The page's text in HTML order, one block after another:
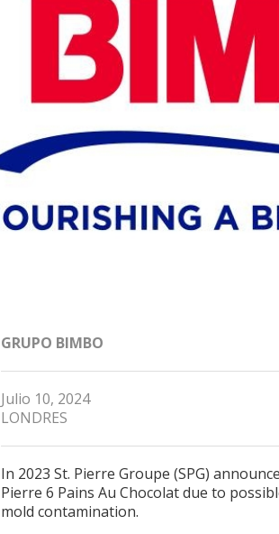
GRUPO BIMBO
Julio 10, 2024
LONDRES
In 2023 St. Pierre Groupe (SPG)
Pierre 6 Pains Au Chocolat due to
mold contamination.